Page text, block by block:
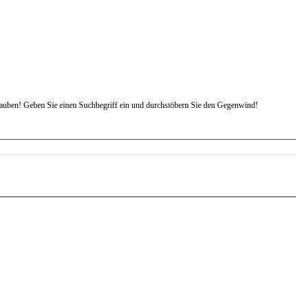
Geben Sie einen Suchbegriff ein und durchstöbern Sie den Gegenwind!